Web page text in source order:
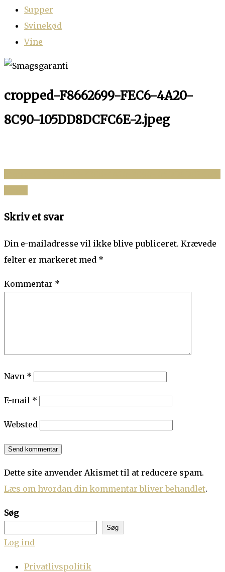
Supper
Svinekød
Vine
cropped-F8662699-FEC6-4A20-
8C90-105DD8DCFC6E-2.jpeg
Indlægsnavigation
Skriv et svar
Din e-mailadresse vil ikke blive publiceret. Krævede
felter er markeret med *
Kommentar *
Navn *
E-mail *
Websted
Dette site anvender Akismet til at reducere spam.
Læs om hvordan din kommentar bliver behandlet.
Søg
Søg
Log ind
Privatlivspolitik